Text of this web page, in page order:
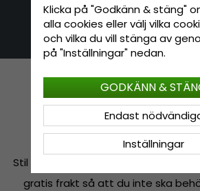
De uppgifter du matar in
användas till våra
FRI FRAKT*
Stil ska inte kosta mer än
gratis frakt så att du inte ska
Klicka på "Godkänn & stäng"
alla cookies eller välj vilka
och vilka du vill stänga av
på "Inställningar" nedan.
Inställningar
Endast
GODKÄNN &